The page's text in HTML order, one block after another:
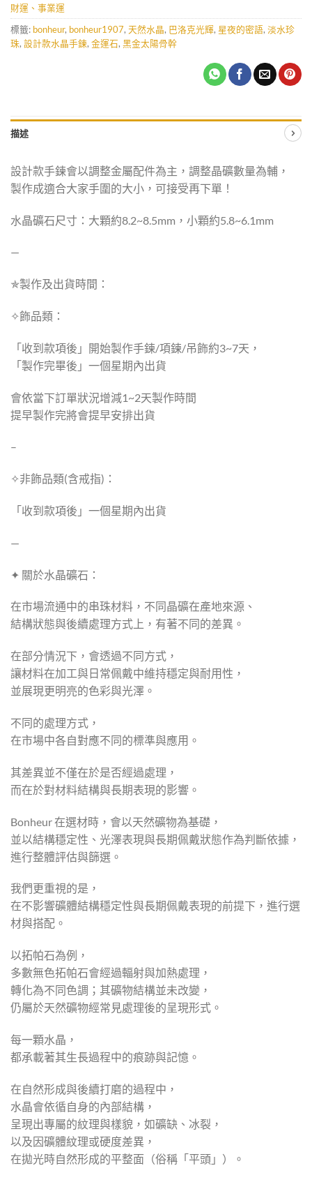
財運、事業運
標籤: bonheur, bonheur1907, 天然水晶, 巴洛克光輝, 星夜的密語, 淡水珍
珠, 設計款水晶手鍊, 金運石, 黑金太陽骨幹
描述
設計款手鍊會以調整金屬配件為主，調整晶礦數量為輔，
製作成適合大家手圍的大小，可接受再下單！
水晶礦石尺寸：大顆約8.2~8.5mm，小顆約5.8~6.1mm
—
✯製作及出貨時間：
✧飾品類：
「收到款項後」開始製作手鍊/項鍊/吊飾約3~7天，
「製作完畢後」一個星期內出貨
會依當下訂單狀況增減1~2天製作時間
提早製作完將會提早安排出貨
–
✧非飾品類(含戒指)：
「收到款項後」一個星期內出貨
—
✦ 關於水晶礦石：
在市場流通中的串珠材料，不同晶礦在產地來源、
結構狀態與後續處理方式上，有著不同的差異。
在部分情況下，會透過不同方式，
讓材料在加工與日常佩戴中維持穩定與耐用性，
並展現更明亮的色彩與光澤。
不同的處理方式，
在市場中各自對應不同的標準與應用。
其差異並不僅在於是否經過處理，
而在於對材料結構與長期表現的影響。
Bonheur 在選材時，會以天然礦物為基礎，
並以結構穩定性、光澤表現與長期佩戴狀態作為判斷依據，
進行整體評估與篩選。
我們更重視的是，
在不影響礦體結構穩定性與長期佩戴表現的前提下，進行選
材與搭配。
以拓帕石為例，
多數無色拓帕石會經過輻射與加熱處理，
轉化為不同色調；其礦物結構並未改變，
仍屬於天然礦物經常見處理後的呈現形式。
每一顆水晶，
都承載著其生長過程中的痕跡與記憶。
在自然形成與後續打磨的過程中，
水晶會依循自身的內部結構，
呈現出專屬的紋理與樣貌，如礦缺、冰裂，
以及因礦體紋理或硬度差異，
在拋光時自然形成的平整面（俗稱「平頭」）。